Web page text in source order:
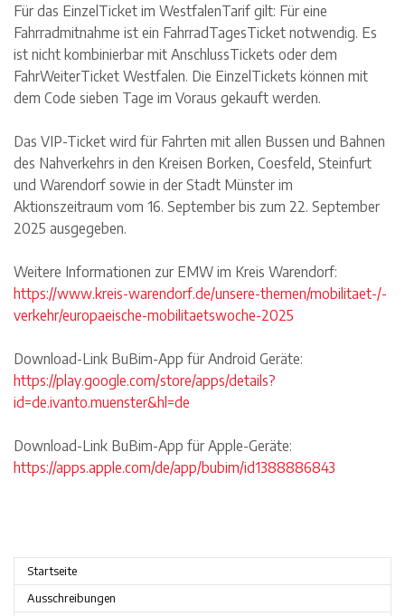
Startseite
Ausschreibungen
Für das EinzelTicket im WestfalenTarif gilt: Für eine
Fahrradmitnahme ist ein FahrradTagesTicket notwendig. Es
ist nicht kombinierbar mit AnschlussTickets oder dem
FahrWeiterTicket Westfalen. Die EinzelTickets können mit
dem Code sieben Tage im Voraus gekauft werden.
Das VIP-Ticket wird für Fahrten mit allen Bussen und Bahnen
des Nahverkehrs in den Kreisen Borken, Coesfeld, Steinfurt
und Warendorf sowie in der Stadt Münster im
Aktionszeitraum vom 16. September bis zum 22. September
2025 ausgegeben.
Weitere Informationen zur EMW im Kreis Warendorf:
https://www.kreis-warendorf.de/unsere-themen/mobilitaet-/-
verkehr/europaeische-mobilitaetswoche-2025
Download-Link BuBim-App für Android Geräte:
https://play.google.com/store/apps/details?
id=de.ivanto.muenster&hl=de
Download-Link BuBim-App für Apple-Geräte:
https://apps.apple.com/de/app/bubim/id1388886843